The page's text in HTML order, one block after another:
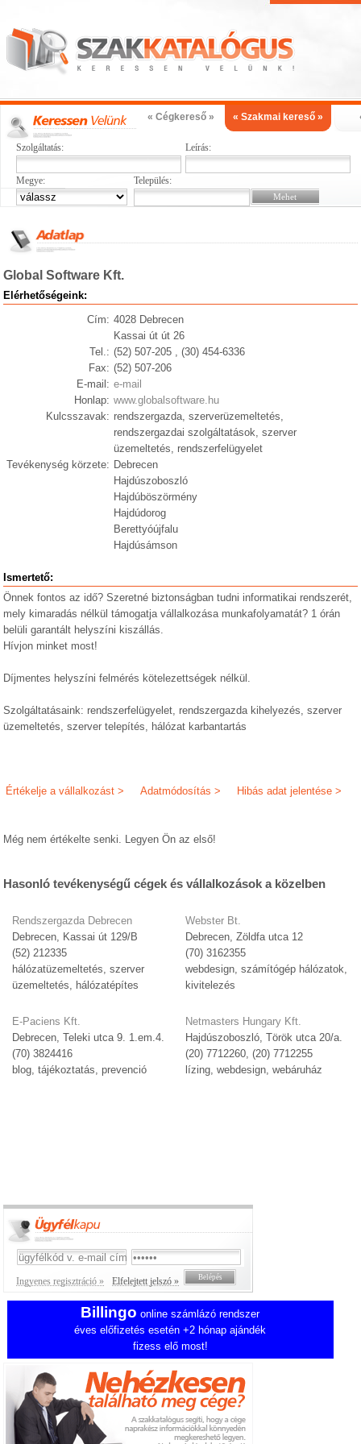
« Cégkereső » « Szakmai kereső »
Szolgáltatás: Leírás:
Megye: Település:
Global Software Kft.
Elérhetőségeink:
Cím: 4028 Debrecen
Kassai út út 26
Tel.: (52) 507-205 , (30) 454-6336
Fax: (52) 507-206
E-mail: e-mail
Honlap: www.globalsoftware.hu
Kulcsszavak: rendszergazda, szerverüzemeltetés,
rendszergazdai szolgáltatások, szerver
üzemeltetés, rendszerfelügyelet
Tevékenység körzete: Debrecen
Hajdúszoboszló
Hajdúböszörmény
Hajdúdorog
Berettyóújfalu
Hajdúsámson
Ismertető:
Önnek fontos az idő? Szeretné biztonságban tudni informatikai rendszerét,
mely kimaradás nélkül támogatja vállalkozása munkafolyamatát? 1 órán
belüli garantált helyszíni kiszállás.
Hívjon minket most!
Díjmentes helyszíni felmérés kötelezettségek nélkül.
Szolgáltatásaink: rendszerfelügyelet, rendszergazda kihelyezés, szerver
üzemeltetés, szerver telepítés, hálózat karbantartás
Hibás adat jelentése >
Adatmódosítás >
Értékelje a vállalkozást >
Még nem értékelte senki. Legyen Ön az első!
Hasonló tevékenységű cégek és vállalkozások a közelben
Rendszergazda Debrecen
Debrecen, Kassai út 129/B
(52) 212335
hálózatüzemeltetés, szerver
üzemeltetés, hálózatépítes
E-Paciens Kft.
Debrecen, Teleki utca 9. 1.em.4.
(70) 3824416
blog, tájékoztatás, prevenció
Webster Bt.
Debrecen, Zöldfa utca 12
(70) 3162355
webdesign, számítógép hálózatok,
kivitelezés
Netmasters Hungary Kft.
Hajdúszoboszló, Török utca 20/a.
(20) 7712260, (20) 7712255
lízing, webdesign, webáruház
Ingyenes regisztráció » Elfelejtett jelszó »
Billingo online számlázó rendszer
éves előfizetés esetén +2 hónap ajándék
fizess elő most!